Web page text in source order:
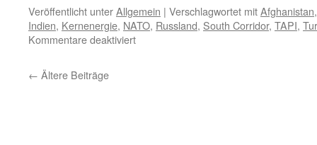
Veröffentlicht unterAllgemein | Verschlagwortet mitAfghanistan
Indien, Kernenergie, NATO, Russland, South Corridor, TAPI,
Kommentare deaktiviertfür
← Ältere Beiträge